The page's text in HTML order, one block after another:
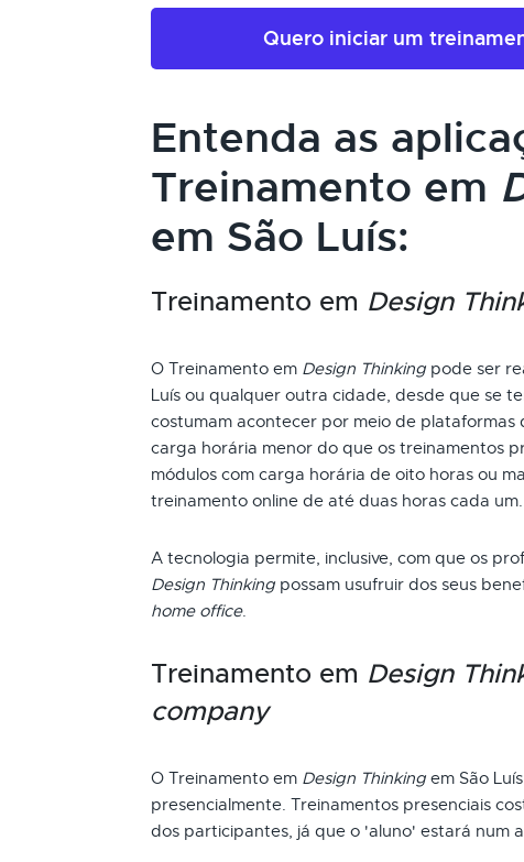
Quero iniciar um
Entenda as
Treinamento em
em São Luís:
Treinamento em Design
O Treinamento em Design Thinking pode ser
Luís ou qualquer outra cidade, desde que se
costumam acontecer por meio de plataformas
carga horária menor do que os treinamentos
módulos com carga horária de oito horas ou
treinamento online de até duas horas cada um.
A tecnologia permite, inclusive, com que os
Design Thinking possam usufruir dos seus
home office.
Treinamento em Design
company
O Treinamento em Design Thinking em São
presencialmente. Treinamentos presenciais
dos participantes, já que o 'aluno' estará num